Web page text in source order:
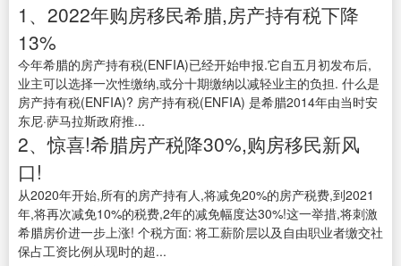
1、2022年购房移民希腊,房产持有税下降
13%
今年希腊的房产持有税(ENFIA)已经开始申报.它自五月初发布后,
业主可以选择一次性缴纳,或分十期缴纳以减轻业主的负担. 什么是
房产持有税(ENFIA)? 房产持有税(ENFIA) 是希腊2014年由当时安
东尼·萨马拉斯政府推...
2、惊喜!希腊房产税降30%,购房移民新风
口!
从2020年开始,所有的房产持有人,将减免20%的房产税费,到2021
年,将再次减免10%的税费,2年的减免幅度达30%!这一举措,将刺激
希腊房价进一步上涨! 个税方面: 将工薪阶层以及自由职业者缴交社
保占工资比例从现时的超...